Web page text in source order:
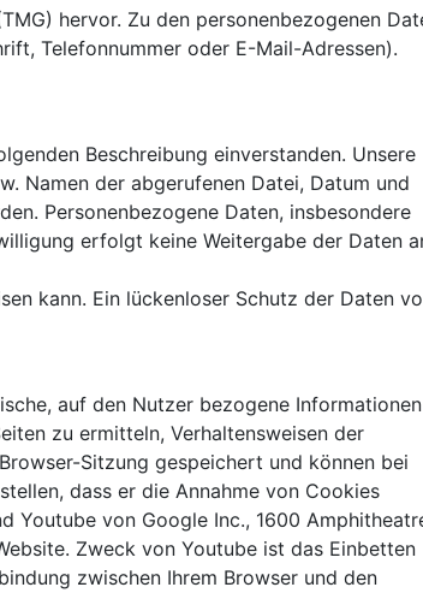
hervor. Zu den personenbezogenen
Telefonnummer oder E-Mail-Adressen).
Beschreibung einverstanden. Unsere
Namen der abgerufenen Datei, Datum und
Personenbezogene Daten, insbesondere
erfolgt keine Weitergabe der Daten
kann. Ein lückenloser Schutz der Daten
auf den Nutzer bezogene Informationen
zu ermitteln, Verhaltensweisen der
Sitzung gespeichert und können bei
dass er die Annahme von Cookies
Youtube von Google Inc., 1600
Zweck von Youtube ist das Einbetten
zwischen Ihrem Browser und den